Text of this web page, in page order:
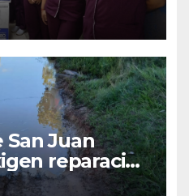
Juan
reparación
vecinales